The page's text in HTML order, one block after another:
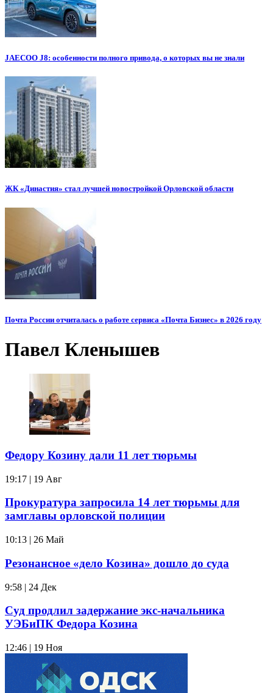
JAECOO J8: особенности полного привода, о которых вы не знали
ЖК «Династия» стал лучшей новостройкой Орловской области
Почта России отчиталась о работе сервиса «Почта Бизнес» в 2026 году
Павел Кленышев
Федору Козину дали 11 лет тюрьмы
19:17 | 19 Авг
Прокуратура запросила 14 лет тюрьмы для
замглавы орловской полиции
10:13 | 26 Май
Резонансное «дело Козина» дошло до суда
9:58 | 24 Дек
Суд продлил задержание экс-начальника
УЭБиПК Федора Козина
12:46 | 19 Ноя